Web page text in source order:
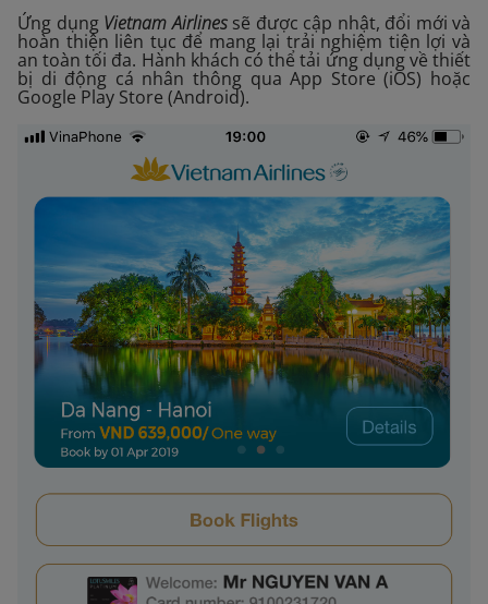
Ứng dụngVietnam Airlinessẽ được cập nhật, đổi mới và
hoàn thiện liên tục để mang lại trải nghiệm tiện lợi và
an toàn tối đa. Hành khách có thể tải ứng dụng về thiết
bị di động cá nhân thông qua App Store (iOS) hoặc
Google Play Store (Android).